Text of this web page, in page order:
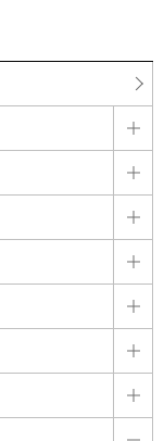
詳
詳
詳
詳
詳
詳
詳